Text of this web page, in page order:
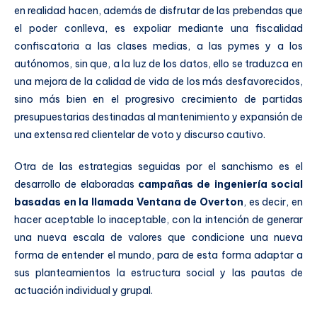
en realidad hacen, además de disfrutar de las prebendas que
el poder conlleva, es expoliar mediante una fiscalidad
confiscatoria a las clases medias, a las pymes y a los
autónomos, sin que, a la luz de los datos, ello se traduzca en
una mejora de la calidad de vida de los más desfavorecidos,
sino más bien en el progresivo crecimiento de partidas
presupuestarias destinadas al mantenimiento y expansión de
una extensa red clientelar de voto y discurso cautivo.
Otra de las estrategias seguidas por el sanchismo es el
desarrollo de elaboradas campañas de ingeniería social
basadas en la llamada Ventana de Overton, es decir, en
hacer aceptable lo inaceptable, con la intención de generar
una nueva escala de valores que condicione una nueva
forma de entender el mundo, para de esta forma adaptar a
sus planteamientos la estructura social y las pautas de
actuación individual y grupal.